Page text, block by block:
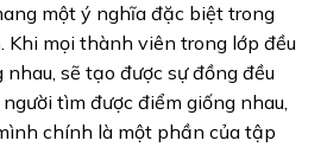
một ý nghĩa đặc biệt trong
mọi thành viên trong lớp đều
sẽ tạo được sự đồng đều
tìm được điểm giống nhau,
chính là một phần của tập